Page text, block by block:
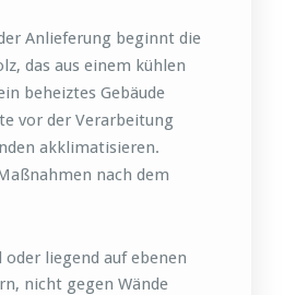
Anlieferung beginnt die
das aus einem kühlen
beheiztes Gebäude
vor der Verarbeitung
akklimatisieren.
nach dem
oder liegend auf ebenen
nicht gegen Wände